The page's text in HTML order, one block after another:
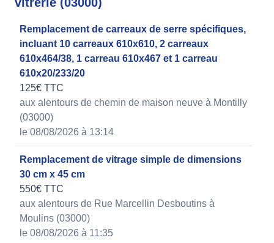
Remplacement de carreaux de serre spécifiques,
incluant 10 carreaux 610x610, 2 carreaux
610x464/38, 1 carreau 610x467 et 1 carreau
610x20/233/20
125€ TTC
aux alentours de chemin de maison neuve à Montilly
(03000)
le 08/08/2026 à 13:14
Remplacement de vitrage simple de dimensions
30 cm x 45 cm
550€ TTC
aux alentours de Rue Marcellin Desboutins à
Moulins (03000)
le 08/08/2026 à 11:35